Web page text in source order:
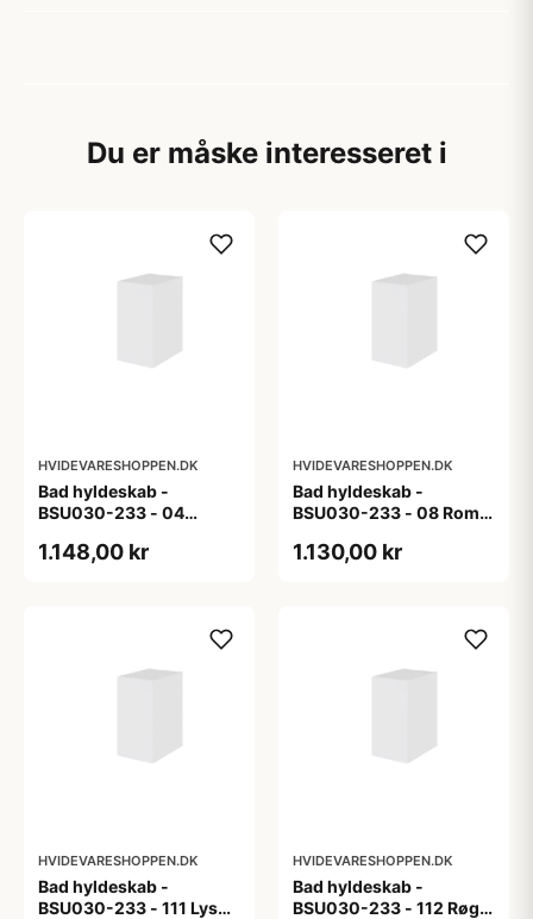
Du er måske interesseret i
HVIDEVARESHOPPEN.DK
Bad hyldeskab -
BSU030-233 - 04
1.148,00 kr
HVIDEVARESHOPPEN.DK
Bad hyldeskab -
BSU030-233 - 08 Roma
1.130,00 kr
HVIDEVARESHOPPEN.DK
Bad hyldeskab -
BSU030-233 - 111 Lys
HVIDEVARESHOPPEN.DK
Bad hyldeskab -
BSU030-233 - 112 Røget